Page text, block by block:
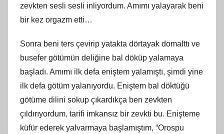
zevkten sesli sesli inliyordum. Amımı yalayarak beni
bir kez orgazm etti…
Sonra beni ters çevirip yatakta dörtayak domalttı ve
busefer götümün deliğine bal döküp yalamaya
başladı. Amımı ilk defa eniştem yalamıştı, şimdi yine
ilk defa götüm yalanıyordu. Eniştem bal döktüğü
götüme dilini sokup çıkardıkça ben zevkten
çıldırıyordum, tarifi imkansız bir zevkti bu. Enişteme
küfür ederek yalvarmaya başlamıştım, “Orospu